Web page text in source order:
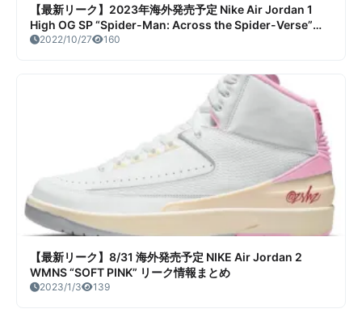
【最新リーク】2023年海外発売予定 Nike Air Jordan 1
High OG SP “Spider-Man: Across the Spider-Verse”リ
ーク情報まとめ
2022/10/27 160
【最新リーク】8/31 海外発売予定 NIKE Air Jordan 2
WMNS “SOFT PINK” リーク情報まとめ
2023/1/3 139